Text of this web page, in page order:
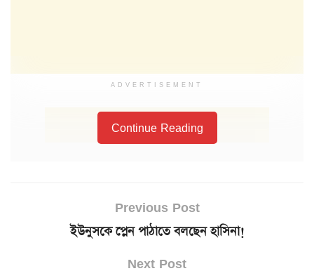
ADVERTISEMENT
Continue Reading
Previous Post
ইউনুসকে প্লেন পাঠাতে বলছেন হাসিনা!
Next Post